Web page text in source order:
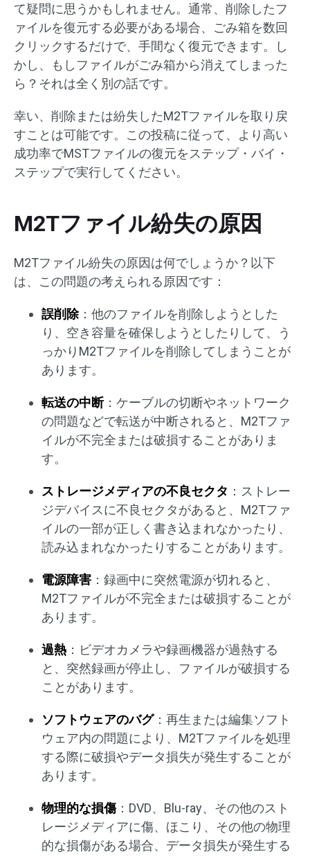
て疑問に思うかもしれません。通常、削除したフ
ァイルを復元する必要がある場合、ごみ箱を数回
クリックするだけで、手間なく復元できます。し
かし、もしファイルがごみ箱から消えてしまった
ら？それは全く別の話です。
幸い、削除または紛失したM2Tファイルを取り戻
すことは可能です。この投稿に従って、より高い
成功率でMSTファイルの復元をステップ・バイ・
ステップで実行してください。
M2Tファイル紛失の原因
M2Tファイル紛失の原因は何でしょうか？以下
は、この問題の考えられる原因です：
誤削除：他のファイルを削除しようとした
り、空き容量を確保しようとしたりして、う
っかりM2Tファイルを削除してしまうことが
あります。
転送の中断：ケーブルの切断やネットワーク
の問題などで転送が中断されると、M2Tファ
イルが不完全または破損することがありま
す。
ストレージメディアの不良セクタ ：ストレー
ジデバイスに不良セクタがあると、M2Tファ
イルの一部が正しく書き込まれなかったり、
読み込まれなかったりすることがあります。
電源障害 ：録画中に突然電源が切れると、
M2Tファイルが不完全または破損することが
あります。
過熱 ：ビデオカメラや録画機器が過熱する
と、突然録画が停止し、ファイルが破損する
ことがあります。
ソフトウェアのバグ：再生または編集ソフト
ウェア内の問題により、M2Tファイルを処理
する際に破損やデータ損失が発生することが
あります。
物理的な損傷：DVD、Blu-ray、その他のスト
レージメディアに傷、ほこり、その他の物理
的な損傷がある場合、データ損失が発生する